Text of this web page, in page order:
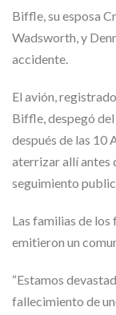
Biffle, su esposa
Wadsworth, y
accidente.
El avión,
Biffle, despegó
después de las 10
aterrizar allí antes
seguimiento
Las familias de los
emitieron un
“Estamos
fallecimiento de